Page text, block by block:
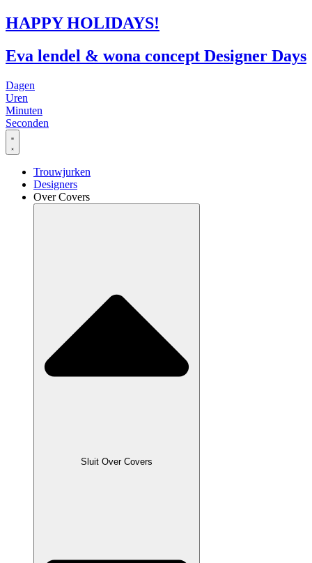
Ga
naar
inhoud
HAPPY HOLIDAYS!
Eva lendel & wona concept Designer Days
Dagen
Uren
Minuten
Seconden
Trouwjurken
Designers
Over Covers
Sluit Over Covers